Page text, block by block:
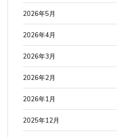
2026年5月
2026年4月
2026年3月
2026年2月
2026年1月
2025年12月